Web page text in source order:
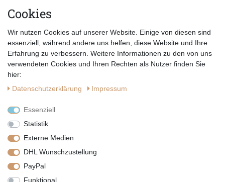
E-MAIL *
Datenschutzerklärung
Vertrag widerrufen
Cookies
Wir nutzen Cookies auf unserer Website. Einige von diesen sind
essenziell, während andere uns helfen, diese Website und Ihre
Erfahrung zu verbessern. Weitere Informationen zu den von uns
verwendeten Cookies und Ihren Rechten als Nutzer finden Sie
hier:
Daten­schutz­erklärung
Impressum
Essenziell
Statistik
Externe Medien
DHL Wunschzustellung
PayPal
Funktional